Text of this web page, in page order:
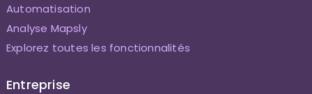
Automatisation
Analyse Mapsly
Explorez toutes les fonctionnalités
Entreprise